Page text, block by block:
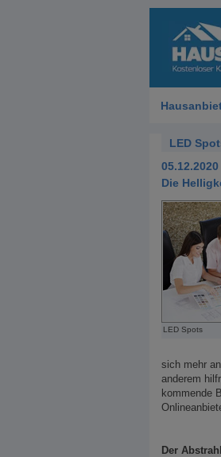
LED
05.12.2020
Die
LED Spots
sich mehr
anderem
kommende
Der